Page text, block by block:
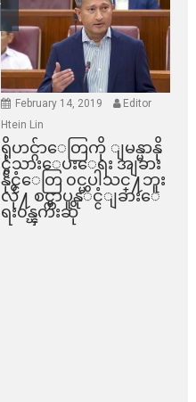
February 14, 2019
Editor
Htein Lin
ရိုဟင္ဂ်ာေတြကို ျမန္မာနို
င္ငံသားေပးေရး အျခား
နိုင္ငံေတြ ၀င္မပါသင္႔ဘူး
လို႔ စင္ကာပူနုိင္ငံျခားေ
ရး၀န္ၾကီးဆို